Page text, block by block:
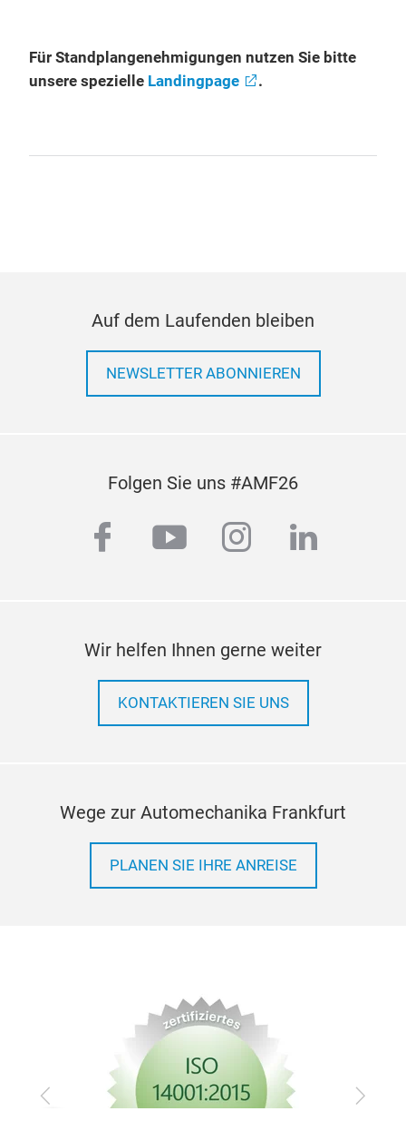
Für Standplangenehmigungen nutzen Sie bitte
unsere spezielle Landingpage .
Auf dem Laufenden bleiben
NEWSLETTER ABONNIEREN
Folgen Sie uns #AMF26
facebook
youtubeinstagram
linkedin
Wir helfen Ihnen gerne weiter
KONTAKTIEREN SIE UNS
Wege zur Automechanika Frankfurt
PLANEN SIE IHRE ANREISE
Zurück Vor